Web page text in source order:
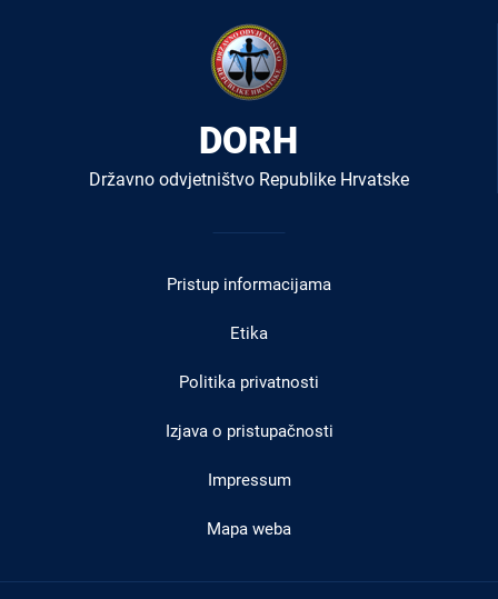
DORH
Državno odvjetništvo Republike Hrvatske
Pristup informacijama
Etika
Politika privatnosti
Izjava o pristupačnosti
Impressum
Mapa weba